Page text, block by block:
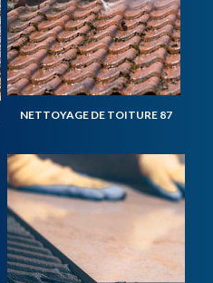
NETTOYAGE DE TOITURE 87